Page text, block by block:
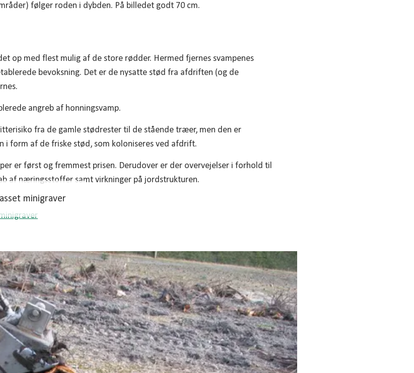
op med flest mulig af de store rødder. Hermed fjernes svampenes
bevoksning. Det er de nysatte stød fra afdriften (og de
angreb af honningsvamp.
fra de gamle stødrester til de stående træer, men den er
form af de friske stød, som koloniseres ved afdrift.
er først og fremmest prisen. Derudover er der overvejelser i forhold til
af næringsstoffer samt virkninger på jordstrukturen.
minigraver